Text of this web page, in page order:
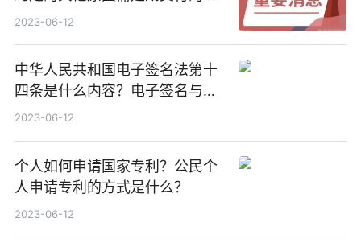
么处理？
2023-06-12
中华人民共和国电子签名法第十
四条是什么内容？电子签名与手
写签名的区别是什么？
2023-06-12
个人如何申请国家专利？公民个
人申请专利的方式是什么？
2023-06-12